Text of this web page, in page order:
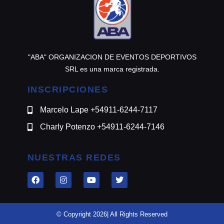
"ABA" ORGANIZACION DE EVENTOS DEPORTIVOS
SRL es una marca registrada.
INSCRIPCIONES
Marcelo Lape +54911-6244-7117
Charly Potenzo +54911-6244-7146
NUESTRAS REDES
© Copyright 2026| All Rights Reserved